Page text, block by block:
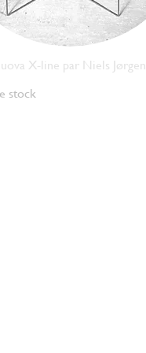
Aperçu rapide
X-line par Niels Jørgen
stock